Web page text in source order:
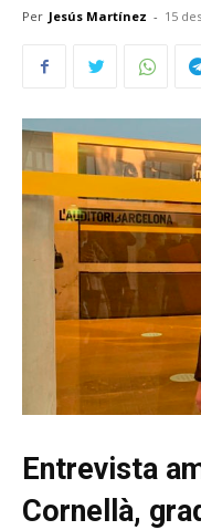
Per Jesús Martínez - 15
Entrevista
Cornellà,